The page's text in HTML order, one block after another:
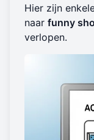
Hier zijn
naar funny
verlopen.